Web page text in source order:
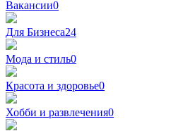
Вакансии0
Для Бизнеса24
Мода и стиль0
Красота и здоровье0
Хобби и развлечения0